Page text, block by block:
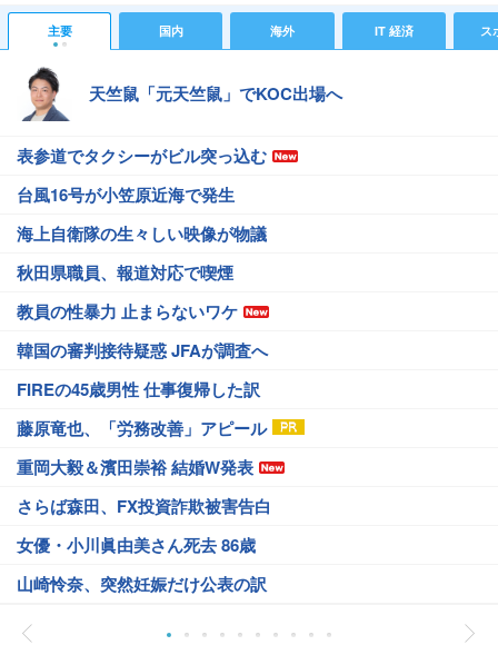
#グラビア
#メディア #モデル
#ファッション
#プレイヤー
#ビート #パン #青山学院大学
主要 国内 海外 IT 経済 ス
天竺鼠「元天竺鼠」でKOC出場へ
表参道でタクシーがビル突っ込む
台風16号が小笠原近海で発生
海上自衛隊の生々しい映像が物議
秋田県職員、報道対応で喫煙
教員の性暴力 止まらないワケ
韓国の審判接待疑惑 JFAが調査へ
FIREの45歳男性 仕事復帰した訳
藤原竜也、「労務改善」アピール
重岡大毅＆濱田崇裕 結婚W発表
さらば森田、FX投資詐欺被害告白
女優・小川眞由美さん死去 86歳
山崎怜奈、突然妊娠だけ公表の訳